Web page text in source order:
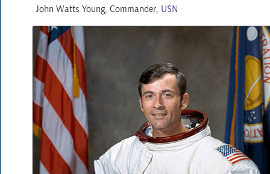
John Watts Young, Commander, USN